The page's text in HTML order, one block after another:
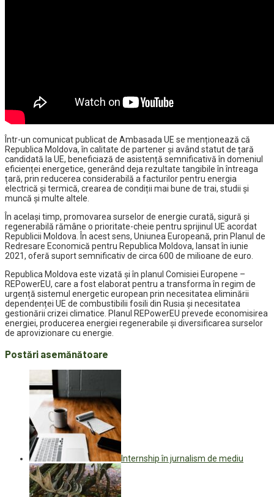
Într-un comunicat publicat de Ambasada UE se menționează că
Republica Moldova, în calitate de partener și având statut de țară
candidată la UE, beneficiază de asistență semnificativă în domeniul
eficienței energetice, generând deja rezultate tangibile în întreaga
țară, prin reducerea considerabilă a facturilor pentru energia
electrică și termică, crearea de condiții mai bune de trai, studii și
muncă și multe altele.
În același timp, promovarea surselor de energie curată, sigură și
regenerabilă rămâne o prioritate-cheie pentru sprijinul UE acordat
Republicii Moldova. În acest sens, Uniunea Europeană, prin Planul de
Redresare Economică pentru Republica Moldova, lansat în iunie
2021, oferă suport semnificativ de circa 600 de milioane de euro.
Republica Moldova este vizată și în planul Comisiei Europene –
REPowerEU, care a fost elaborat pentru a transforma în regim de
urgență sistemul energetic european prin necesitatea eliminării
dependenței UE de combustibilii fosili din Rusia și necesitatea
gestionării crizei climatice. Planul REPowerEU prevede economisirea
energiei, producerea energiei regenerabile și diversificarea surselor
de aprovizionare cu energie.
Postări asemănătoare
Internship în jurnalism de mediu